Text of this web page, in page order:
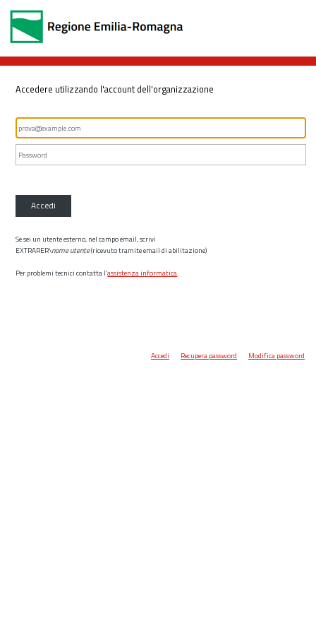
Accedere utilizzando l'account dell'organizzazione
Accedi
Se sei un utente esterno, nel campo email, scrivi
EXTRARER\nome utente(ricevuto tramite email di abilitazione)
Per problemi tecnici contatta l’assistenza informatica.
Accedi Recupera password Modifica password